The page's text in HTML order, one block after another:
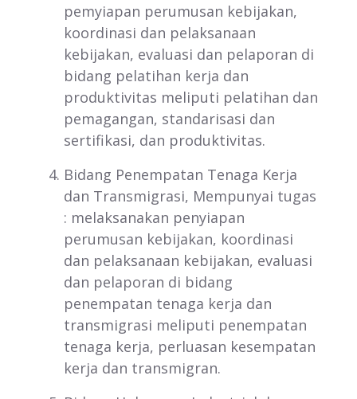
pemyiapan perumusan kebijakan,
koordinasi dan pelaksanaan
kebijakan, evaluasi dan pelaporan di
bidang pelatihan kerja dan
produktivitas meliputi pelatihan dan
pemagangan, standarisasi dan
sertifikasi, dan produktivitas.
Bidang Penempatan Tenaga Kerja
dan Transmigrasi, Mempunyai tugas
: melaksanakan penyiapan
perumusan kebijakan, koordinasi
dan pelaksanaan kebijakan, evaluasi
dan pelaporan di bidang
penempatan tenaga kerja dan
transmigrasi meliputi penempatan
tenaga kerja, perluasan kesempatan
kerja dan transmigran.